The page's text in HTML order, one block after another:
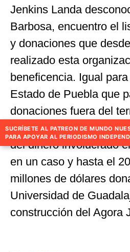
Jenkins Landa
Barbosa, encuentro el
y donaciones que
realizado esta
beneficencia. Igual
Estado de Puebla que
donaciones fuera del
una lista larga que no
del dinero involucrado
en un caso y hasta el
millones de dólares
Universidad de
construcción del Agora
SUCRÍBETE AL PATREON DE MUNDO
PARA APOYAR AL PERIODISMO